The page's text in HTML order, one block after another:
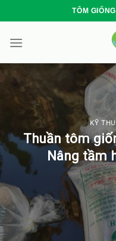
to
content
TÔM
KỸ
Thuần tôm
Nâng tầm